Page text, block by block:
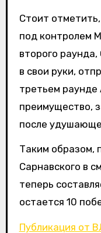
Стоит
под контролем
второго
в свои руки,
третьем раунде
преимущество,
после
Таким образом,
Сарнавского в
теперь
остается 10
Публикация от